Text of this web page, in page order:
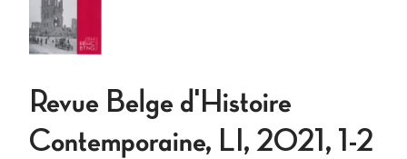
Revue Belge d'Histoire
Contemporaine, LI, 2021, 1-2